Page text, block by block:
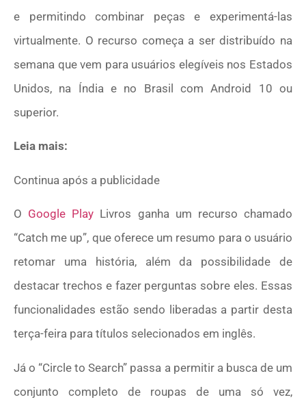
e permitindo combinar peças e experimentá-las
virtualmente. O recurso começa a ser distribuído na
semana que vem para usuários elegíveis nos Estados
Unidos, na Índia e no Brasil com Android 10 ou
superior.
Leia mais:
Continua após a publicidade
O Google Play Livros ganha um recurso chamado
“Catch me up”, que oferece um resumo para o usuário
retomar uma história, além da possibilidade de
destacar trechos e fazer perguntas sobre eles. Essas
funcionalidades estão sendo liberadas a partir desta
terça-feira para títulos selecionados em inglês.
Já o “Circle to Search” passa a permitir a busca de um
conjunto completo de roupas de uma só vez,